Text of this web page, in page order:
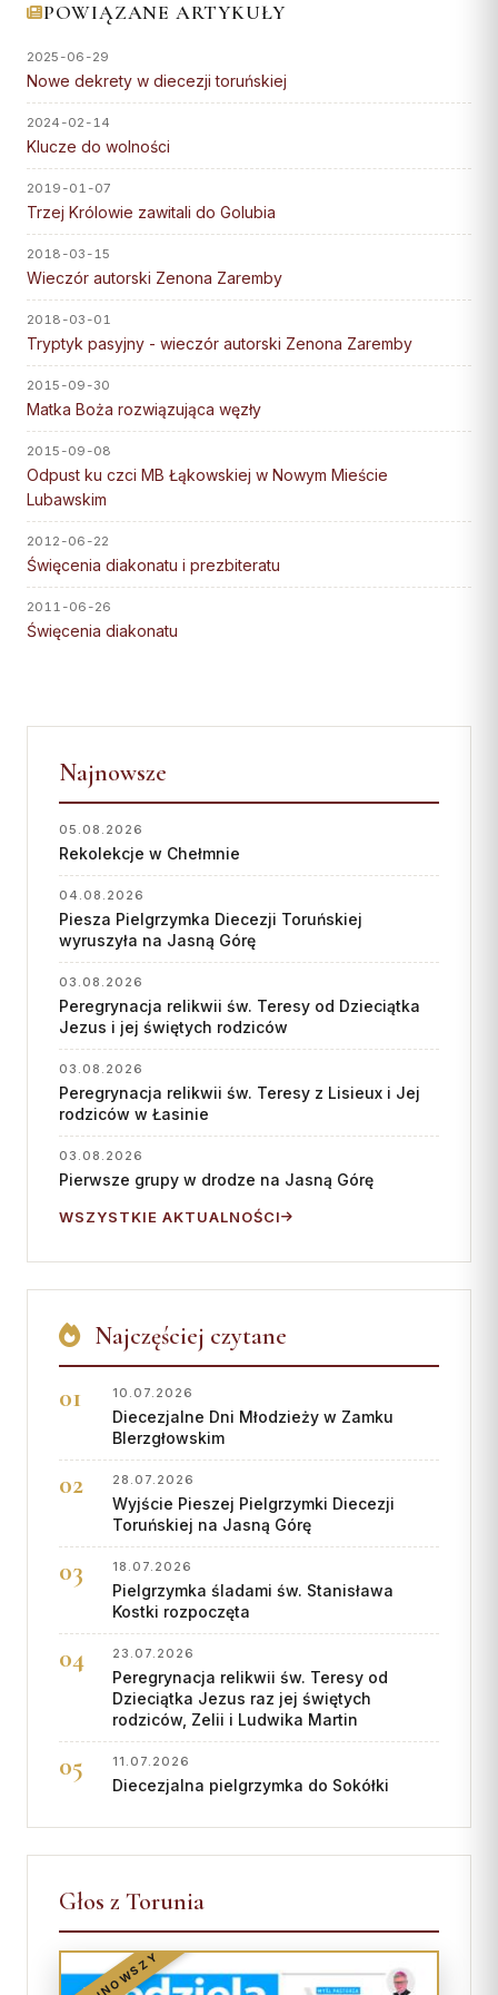
Błogosławieni
Wyższe Sem. Duchowne
Duszp. Młodzieży KOTWICA
BISKUPI I KURIA
Bp Arkadiusz Okroj
Bp pom. Józef Szamocki
Kuria Diecezjalna
Wydziały
Sąd Biskupi
RUCHY I
STOWARZYSZENIA
Struktura
CENTRUM MEDIALNE
Współpraca
„GŁOS Z TORUNIA"
Redakcja
Archiwum
Współpraca
KONTAKT
Dane kurii
Msze święte online
Diakoni stali — lista
RUCHY I
STOWARZYSZENIA
Struktura
Akcja Katolicka
Ruch Światło-Życie
Odnowa w Duchu Świętym
Domowy Kościół
Droga Neokatechumenalna
Grupy Modlitwy Ojca Pio
Żywy Różaniec
Wspólnota Krwi Chrystusa
Franciszkański Zakon
Świeckich
Skauci Króla
Bractwo św. Józefa
DZIEŁA
Tysiąclecia
Redakcje pism i
wydawnictw
Sakramentu
SĄD I WYDAWNICTWO
Sąd Biskupi
INSTYTUCJE
Muzeum Diecezjalne
WSPARCIE
Konta bankowe diecezji
Ofiary na seminarium
1% podatku
Centrum Medialne
Diecezji Toruńskiej
ul. Łazienna 18, 87-100
Toruń
tel.: +48 56 622 35 30
redakcja@diecezja-torun.pl
POWIĄZANE ARTYKUŁY
2025-06-29
Nowe dekrety w diecezji toruńskiej
2024-02-14
Klucze do wolności
2019-01-07
Trzej Królowie zawitali do Golubia
2018-03-15
Wieczór autorski Zenona Zaremby
2018-03-01
Tryptyk pasyjny - wieczór autorski Zenona Zaremby
2015-09-30
Matka Boża rozwiązująca węzły
2015-09-08
Odpust ku czci MB Łąkowskiej w Nowym Mieście
Lubawskim
2012-06-22
Święcenia diakonatu i prezbiteratu
2011-06-26
Święcenia diakonatu
Najnowsze
05.08.2026
Rekolekcje w Chełmnie
04.08.2026
Piesza Pielgrzymka Diecezji Toruńskiej
wyruszyła na Jasną Górę
03.08.2026
Peregrynacja relikwii św. Teresy od Dzieciątka
Jezus i jej świętych rodziców
03.08.2026
Peregrynacja relikwii św. Teresy z Lisieux i Jej
rodziców w Łasinie
03.08.2026
Pierwsze grupy w drodze na Jasną Górę
WSZYSTKIE AKTUALNOŚCI
Najczęściej czytane
10.07.2026
Diecezjalne Dni Młodzieży w Zamku
BIerzgłowskim
28.07.2026
Wyjście Pieszej Pielgrzymki Diecezji
Toruńskiej na Jasną Górę
18.07.2026
Pielgrzymka śladami św. Stanisława
Kostki rozpoczęta
23.07.2026
Peregrynacja relikwii św. Teresy od
Dzieciątka Jezus raz jej świętych
rodziców, Zelii i Ludwika Martin
11.07.2026
Diecezjalna pielgrzymka do Sokółki
Głos z Torunia